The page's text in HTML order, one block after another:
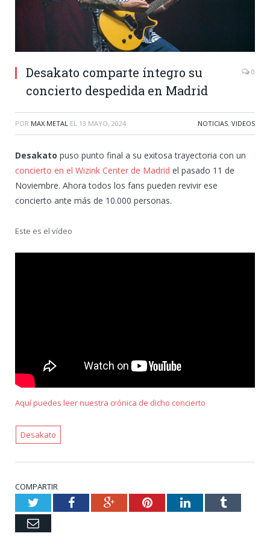
Desakato comparte íntegro su
concierto despedida en Madrid
0
POR MAX METAL EL 13 MAYO, 2024 NOTICIAS, VIDEOS
Desakato puso punto final a su exitosa trayectoria con un
concierto en el Wizink Center de Madrid el pasado 11 de
Noviembre. Ahora todos los fans pueden revivir ese
concierto ante más de 10.000 personas.
Este es el vídeo
Aquí puedes leer nuestra crónica de dicho concierto
Desakato
COMPARTIR
TwitterFacebookGoogle+PinterestLinkedInTumblr
Email